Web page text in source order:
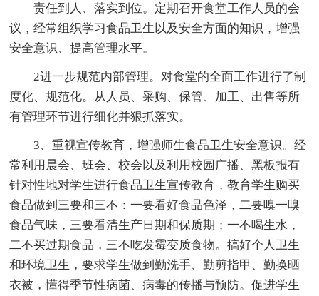
责任到人、落实到位。定期召开食堂工作人员的会
议，经常组织学习食品卫生以及安全方面的知识，增强
安全意识、提高管理水平。
2进一步规范内部管理。对食堂的全面工作进行了制
度化、规范化。从人员、采购、保管、加工、出售等所
有管理环节进行细化并狠抓落实。
3、重视宣传教育，增强师生食品卫生安全意识。经
常利用晨会、班会、校会以及利用校园广播、黑板报有
针对性地对学生进行食品卫生宣传教育，教育学生购买
食品做到三要和三不：一要看好食品色泽，二要嗅一嗅
食品气味，三要看清生产日期和保质期；一不喝生水，
二不买过期食品，三不吃发霉变质食物。搞好个人卫生
和环境卫生，要求学生做到勤洗手、勤剪指甲、勤换晒
衣被，懂得季节性病菌、病毒的传播与预防。促进学生